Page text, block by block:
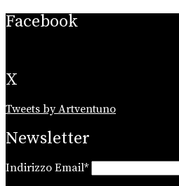
Facebook
X
Tweets by Artventuno
Newsletter
Indirizzo Email*